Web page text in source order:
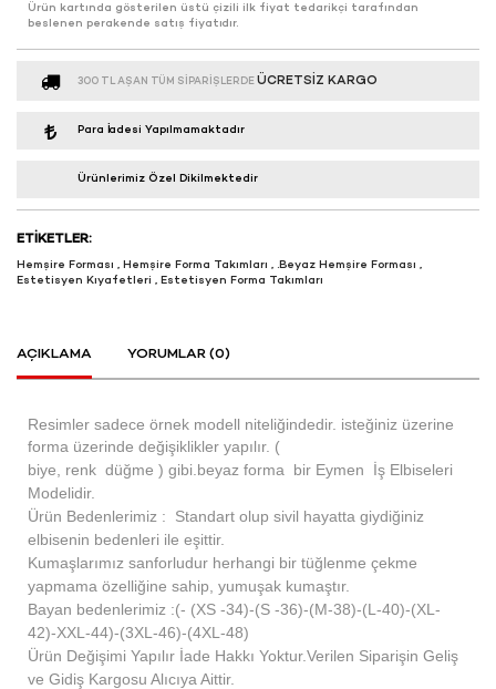
Ürün kartında gösterilen üstü çizili ilk fiyat tedarikçi tarafından
beslenen perakende satış fiyatıdır.
300 TL AŞAN TÜM SIPARIŞLERDEÜCRETSIZ KARGO
Para İadesi Yapılmamaktadır
Ürünlerimiz Özel Dikilmektedir
ETIKETLER:
Hemşire Forması , Hemşire Forma Takımları , .Beyaz Hemşire Forması ,
Estetisyen Kıyafetleri , Estetisyen Forma Takımları
AÇIKLAMA YORUMLAR (0)
Resimler sadece örnek modell niteliğindedir. isteğiniz üzerine
forma üzerinde değişiklikler yapılır. (
biye, renk düğme ) gibi.beyaz forma bir Eymen İş Elbiseleri
Modelidir.
Ürün Bedenlerimiz : Standart olup sivil hayatta giydiğiniz
elbisenin bedenleri ile eşittir.
Kumaşlarımız sanforludur herhangi bir tüğlenme çekme
yapmama özelliğine sahip, yumuşak kumaştır.
Bayan bedenlerimiz :(- (XS -34)-(S -36)-(M-38)-(L-40)-(XL-
42)-XXL-44)-(3XL-46)-(4XL-48)
Ürün Değişimi Yapılır İade Hakkı Yoktur.Verilen Siparişin Geliş
ve Gidiş Kargosu Alıcıya Aittir.